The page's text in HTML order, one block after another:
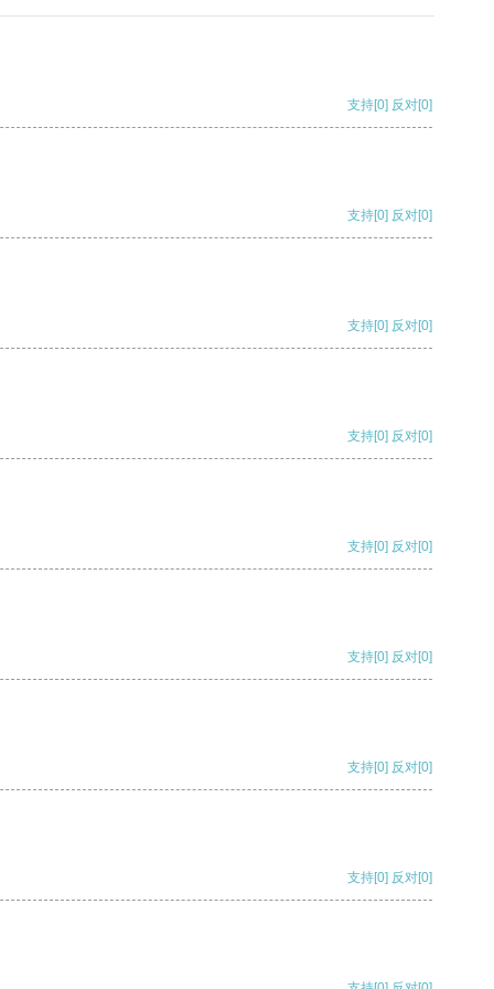
支持[0] 反对[0]
支持[0] 反对[0]
支持[0] 反对[0]
支持[0] 反对[0]
支持[0] 反对[0]
支持[0] 反对[0]
支持[0] 反对[0]
支持[0] 反对[0]